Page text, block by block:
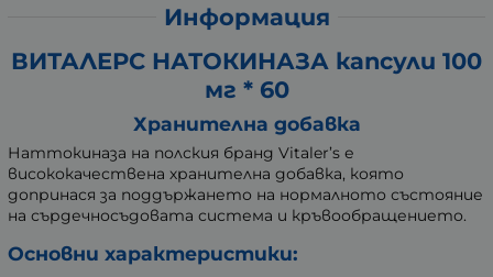
Информация
ВИТАЛЕРС НАТОКИНАЗА капсули 100
мг * 60
Хранителна добавка
Наттокиназа на полския бранд Vitaler’s е
висококачествена хранителна добавка, която
допринася за поддържането на нормалното състояние
на сърдечносъдовата система и кръвообращението.
Основни характеристики: